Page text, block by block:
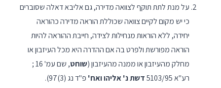
על מנת לתת תוקף לצוואה מדירה, גם אליבא דאלה שסוברים
כי יש מקום לקיים צוואה שכוללת הוראה מדירה כהוראה
יחידה, ללא הוראות מנחילות לצידה, חייבת ההוראה להיות
הוראה מפורשת ולפרט בה אם ההדרה היא מכל העיזבון או
מחלק מהעיזבון או ממנה מהעיזבון (שוחט
, שם עמ' 16 ;
רע"א 5103/95
דשת נ' אליהו ואח' פ"ד נג (3)97).